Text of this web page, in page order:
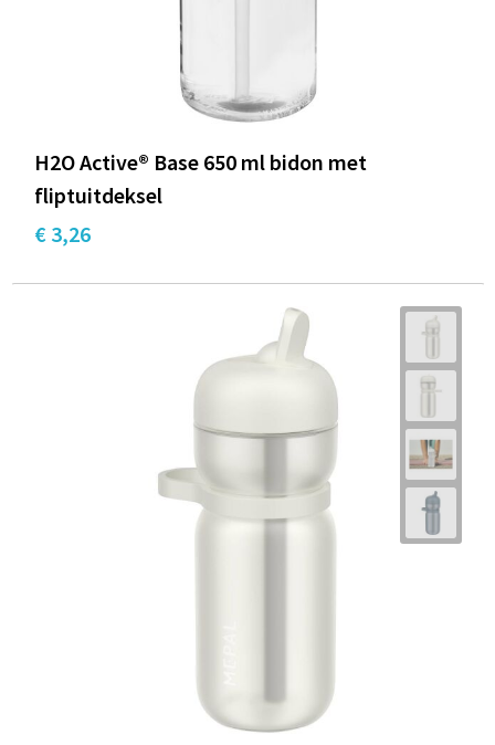
H2O Active® Base 650 ml bidon met
fliptuitdeksel
€ 3,26